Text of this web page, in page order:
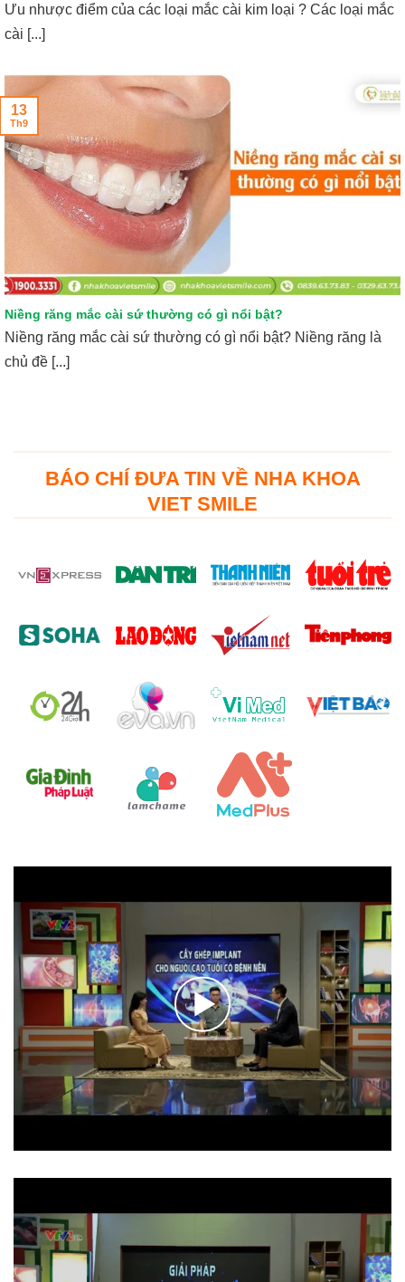
Ưu nhược điểm của các loại mắc cài kim loại ? Các loại mắc
cài [...]
Niềng răng mắc cài sứ thường có gì nổi bật?
Niềng răng mắc cài sứ thường có gì nổi bật? Niềng răng là
chủ đề [...]
13
Th9
BÁO CHÍ ĐƯA TIN VỀ NHA KHOA
VIET SMILE